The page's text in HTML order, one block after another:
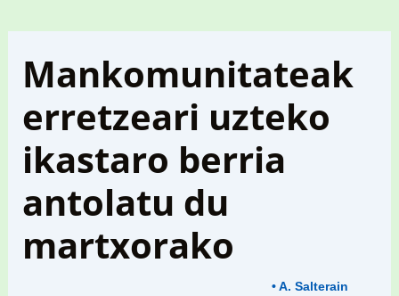
Mankomunitateak
erretzeari uzteko
ikastaro berria
antolatu du
martxorako
• A. Salterain